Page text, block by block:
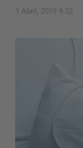
1 Abril, 2019 9:32